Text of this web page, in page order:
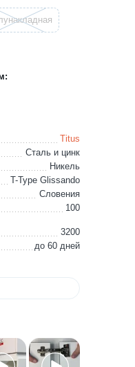
Titus
Сталь и цинк
Никель
T-Type Glissando
Словения
100
3200
до 60 дней